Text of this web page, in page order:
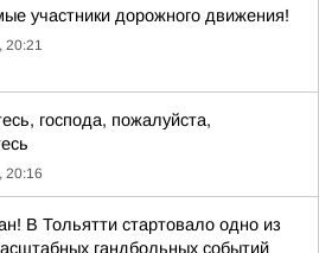
участники дорожного движения!
20:21
господа, пожалуйста,
20:16
В Тольятти стартовало одно из
гандбольных событий